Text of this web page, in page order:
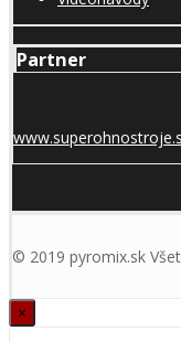
Partner
© 2019 pyromix.sk
×